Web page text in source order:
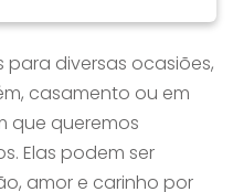
para diversas ocasiões,
casamento ou em
que queremos
Elas podem ser
amor e carinho por